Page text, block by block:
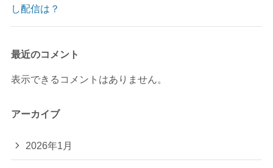
し配信は？
最近のコメント
表示できるコメントはありません。
アーカイブ
2026年1月